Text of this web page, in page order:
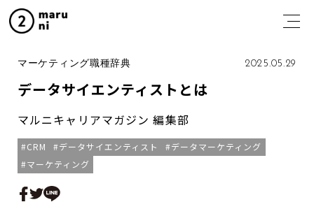
マーケティング職種辞典 2025.05.29
データサイエンティストとは
マルニキャリアマガジン 編集部
CRM データサイエンティスト
データマーケティング
マーケティング